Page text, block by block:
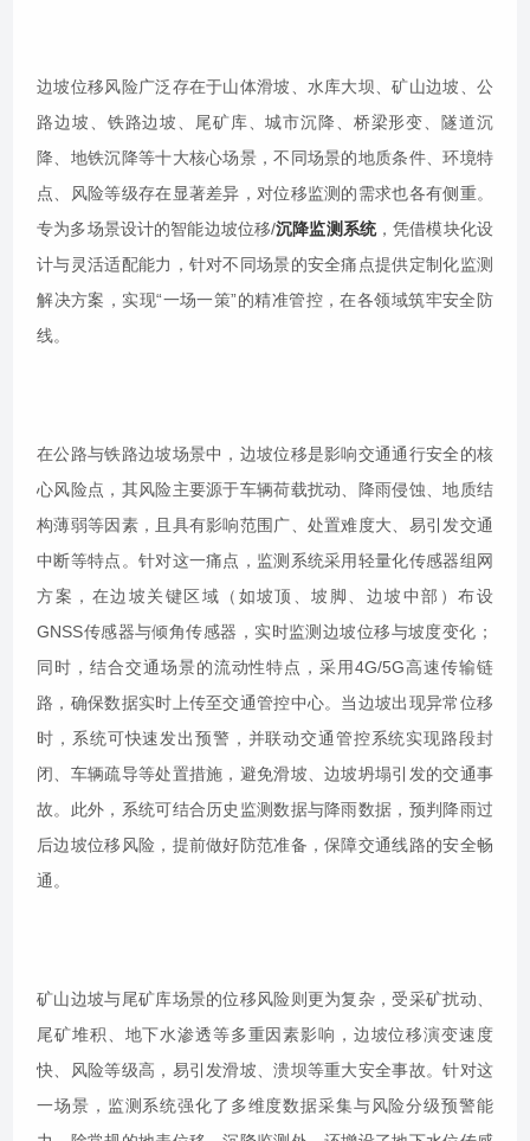
边坡位移风险广泛存在于山体滑坡、水库大坝、矿山边坡、公
路边坡、铁路边坡、尾矿库、城市沉降、桥梁形变、隧道沉
降、地铁沉降等十大核心场景，不同场景的地质条件、环境特
点、风险等级存在显著差异，对位移监测的需求也各有侧重。
专为多场景设计的智能边坡位移/沉降监测系统，凭借模块化设
计与灵活适配能力，针对不同场景的安全痛点提供定制化监测
解决方案，实现“一场一策”的精准管控，在各领域筑牢安全防
线。
在公路与铁路边坡场景中，边坡位移是影响交通通行安全的核
心风险点，其风险主要源于车辆荷载扰动、降雨侵蚀、地质结
构薄弱等因素，且具有影响范围广、处置难度大、易引发交通
中断等特点。针对这一痛点，监测系统采用轻量化传感器组网
方案，在边坡关键区域（如坡顶、坡脚、边坡中部）布设
GNSS传感器与倾角传感器，实时监测边坡位移与坡度变化；
同时，结合交通场景的流动性特点，采用4G/5G高速传输链
路，确保数据实时上传至交通管控中心。当边坡出现异常位移
时，系统可快速发出预警，并联动交通管控系统实现路段封
闭、车辆疏导等处置措施，避免滑坡、边坡坍塌引发的交通事
故。此外，系统可结合历史监测数据与降雨数据，预判降雨过
后边坡位移风险，提前做好防范准备，保障交通线路的安全畅
通。
矿山边坡与尾矿库场景的位移风险则更为复杂，受采矿扰动、
尾矿堆积、地下水渗透等多重因素影响，边坡位移演变速度
快、风险等级高，易引发滑坡、溃坝等重大安全事故。针对这
一场景，监测系统强化了多维度数据采集与风险分级预警能